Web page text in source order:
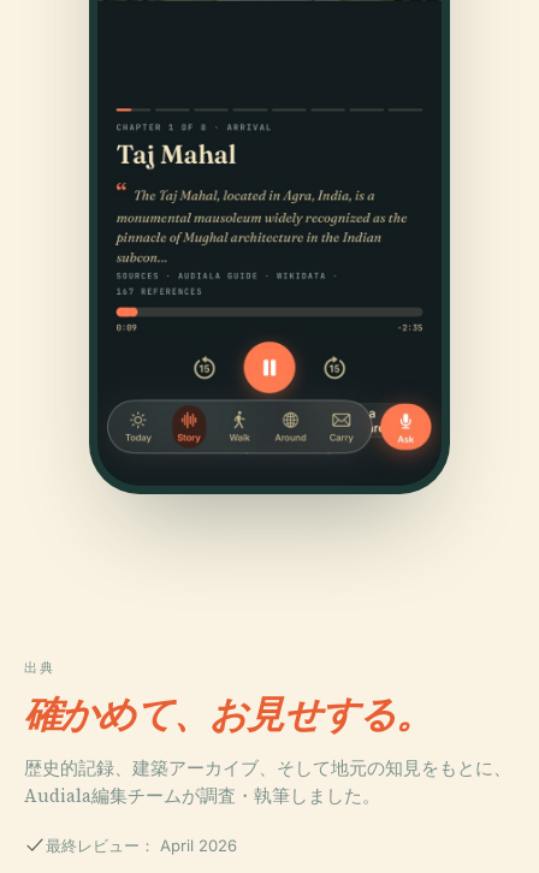
出典
確かめて、お見せする。
歴史的記録、建築アーカイブ、そして地元の知見をもとに、
Audiala編集チームが調査・執筆しました。
最終レビュー： April 2026